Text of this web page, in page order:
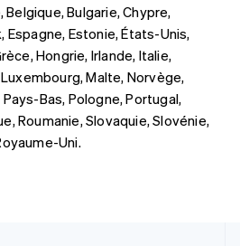
Bulgarie, Chypre,
Espagne, Estonie, États-Unis,
Hongrie, Irlande, Italie,
Malte, Norvège,
Bas, Pologne, Portugal,
Roumanie, Slovaquie, Slovénie,
Uni.